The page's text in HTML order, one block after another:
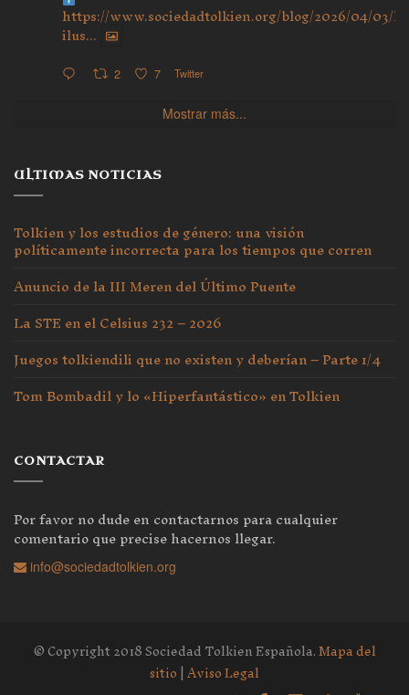
https://www.sociedadtolkien.org/blog/2026/04/03/
ilus...
2 7 Twitter
Mostrar más...
ULTIMAS NOTICIAS
Tolkien y los estudios de género: una visión
políticamente incorrecta para los tiempos que corren
Anuncio de la III Meren del Último Puente
La STE en el Celsius 232 – 2026
Juegos tolkiendili que no existen y deberían – Parte 1/4
Tom Bombadil y lo «Hiperfantástico» en Tolkien
CONTACTAR
Por favor no dude en contactarnos para cualquier
comentario que precise hacernos llegar.
info@sociedadtolkien.org
© Copyright 2018 Sociedad Tolkien Española.Mapa del
sitio|Aviso Legal